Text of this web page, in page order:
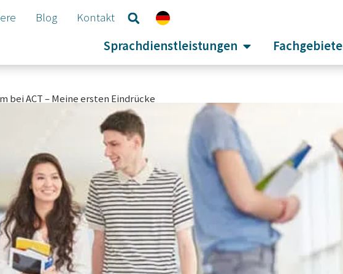
Blog Kontakt
Sprachdienstleistungen Fachgebiete
bei ACT – Meine ersten Eindrücke